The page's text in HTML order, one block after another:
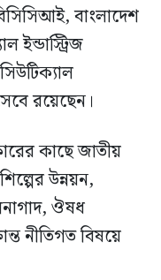
বাংলাদেশ
ইন্ডাস্ট্রিজ
রয়েছেন।
কাছে জাতীয়
উন্নয়ন,
ঔষধ
নীতিগত বিষয়ে